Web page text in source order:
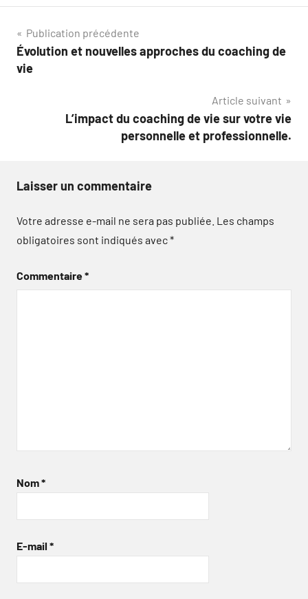
Navigation
de
Publication précédente
Évolution et nouvelles approches du coaching de
vie
Article suivant
L’impact du coaching de vie sur votre vie
personnelle et professionnelle.
Laisser un commentaire
Votre adresse e-mail ne sera pas publiée. Les champs
obligatoires sont indiqués avec*
Commentaire*
Nom*
E-mail *